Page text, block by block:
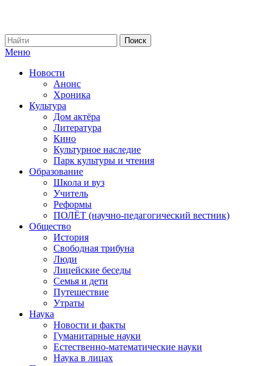
Меню
Новости
Анонс
Хроника
Культура
Дом актёра
Литература
Кино
Культурное наследие
Парк культуры и чтения
Образование
Школа и вуз
Учитель
Реформы
ПОЛЁТ (научно-педагогический вестник)
Общество
История
Свободная трибуна
Люди
Лицейские беседы
Семья и дети
Путешествие
Утраты
Наука
Новости и факты
Гуманитарные науки
Естественно-математические науки
Наука в лицах